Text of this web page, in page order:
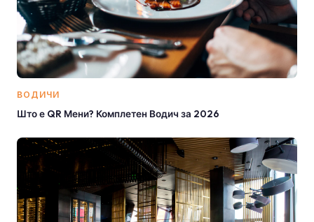
ВОДИЧИ
Што е QR Мени? Комплетен Водич за 2026